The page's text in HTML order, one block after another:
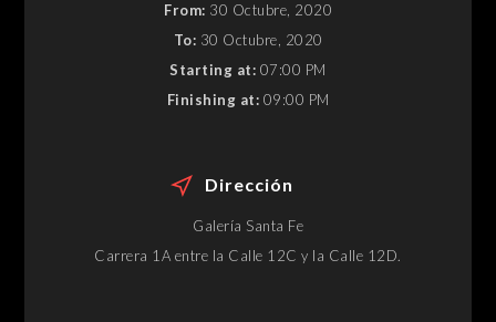
From: 30 Octubre, 2020
To: 30 Octubre, 2020
Starting at: 07:00 PM
Finishing at: 09:00 PM
Dirección
Galería Santa Fe
Carrera 1A entre la Calle 12C y la Calle 12D.